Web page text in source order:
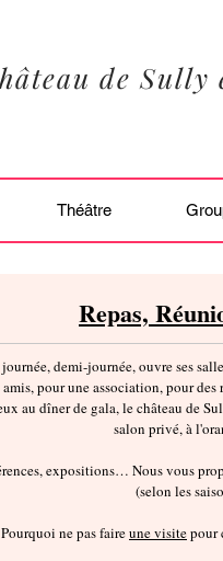
de Sully
Théâtre
Repas,
demi-journée, ouvre ses
amis, pour une association, pour
au dîner de gala, le château de
salon privé, à
expositions… Nous vous
(selon les
Pourquoi ne pas faireune visitepour